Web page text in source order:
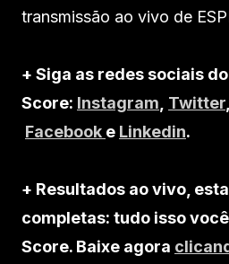
transmissão ao vivo de
+ Siga as redes sociais do
Score: Instagram Twitter
Facebook e Linkedin.
+ Resultados ao vivo,
completas: tudo isso
Score. Baixe agora